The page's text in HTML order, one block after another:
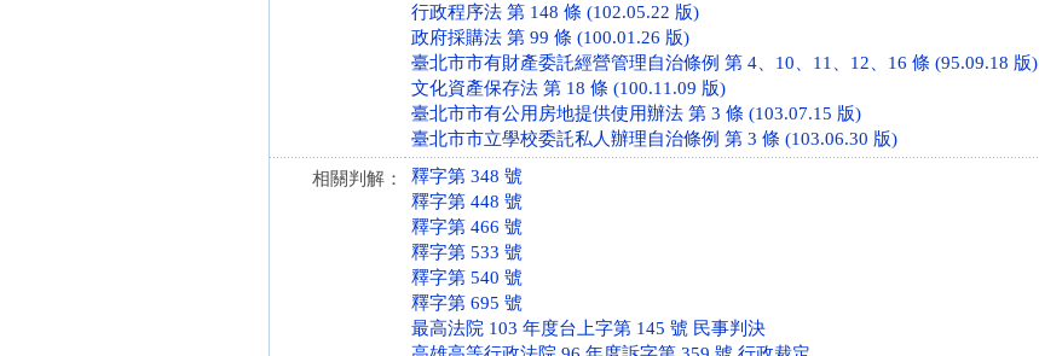
行政程序法 第 148 條 (102.05.22 版)
政府採購法 第 99 條 (100.01.26 版)
臺北市市有財產委託經營管理自治條例 第 4、10、11、12、16 條 (95.09.18 版)
文化資產保存法 第 18 條 (100.11.09 版)
臺北市市有公用房地提供使用辦法 第 3 條 (103.07.15 版)
臺北市市立學校委託私人辦理自治條例 第 3 條 (103.06.30 版)
相關判解：
釋字第 348 號
釋字第 448 號
釋字第 466 號
釋字第 533 號
釋字第 540 號
釋字第 695 號
最高法院 103 年度台上字第 145 號 民事判決